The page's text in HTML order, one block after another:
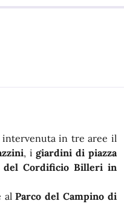
intervenuta in tre aree il
, igiardini di piazza
del Cordificio Billeri in
alParco del Campino di